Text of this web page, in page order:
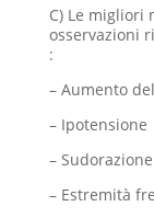
C) Le migliori
osservazioni
:
– Aumento
– Ipotensione
– Sudorazione
– Estremità